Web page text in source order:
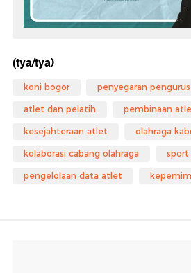
(tya/tya)
koni bogor penyegaran pengurus
atlet dan pelatih pembinaan
kesejahteraan atlet olahraga
kolaborasi cabang olahraga sport
pengelolaan data atlet